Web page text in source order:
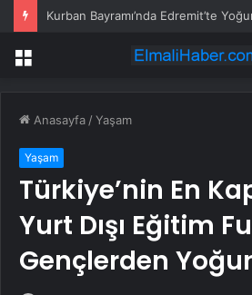
Kurban Bayramı’nda Edremit’te
Menü
Anasayfa /Yaşam
Yaşam
Türkiye’nin En
Yurt Dışı Eğitim
Gençlerden